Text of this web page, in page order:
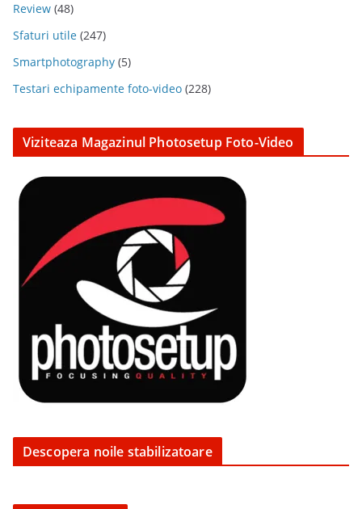
Review (48)
Sfaturi utile (247)
Smartphotography (5)
Testari echipamente foto-video (228)
Viziteaza Magazinul Photosetup Foto-Video
Descopera noile stabilizatoare